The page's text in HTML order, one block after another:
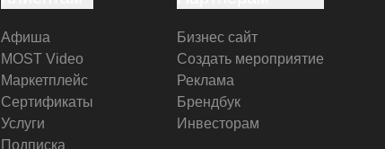
Афиша
MOST Video
Маркетплейс
Сертификаты
Услуги
Подписка
Бизнес сайт
Создать мероприятие
Реклама
Брендбук
Инвесторам